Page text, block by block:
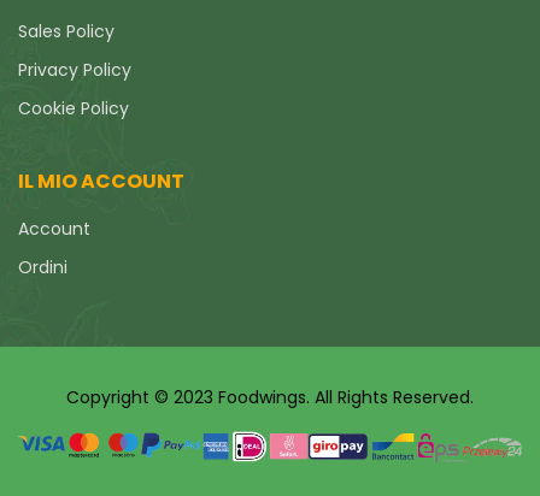
Sales Policy
Privacy Policy
Cookie Policy
IL MIO ACCOUNT
Account
Ordini
Copyright © 2023 Foodwings. All Rights Reserved.